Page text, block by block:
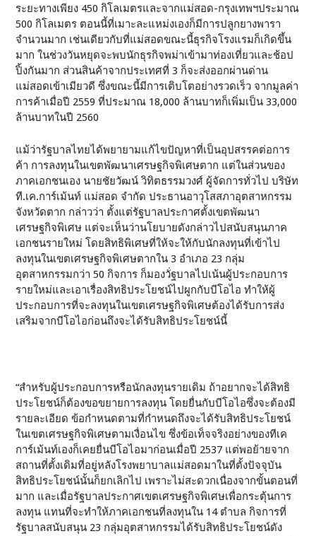
ระยะทางเพียง 450 กิโลเมตรและจากแม่สอด-กรุงเทพฯประมาณ
500 กิโลเมตร ตอนนี้ที่เมาะละแหม่งเองก็มีการปลูกยางพารา
จำนวนมาก เช่นเดียวกับที่แม่สอดขณะนี้ธุรกิจโรงแรมก็เกิดขึ้น
มาก ในช่วงวันหยุดจะพบนักธุรกิจพม่าเข้ามาท่องเที่ยวและช้อป
ปิ้งกันมาก ส่วนสินค้าจากประเทศที่ 3 ก็จะส่งออกผ่านด่าน
แม่สอดเข้าเมียวดี ซึ่งขณะนี้มีการเติบโตอย่างรวดเร็ว จากมูลค่า
การค้าเมื่อปี 2559 ที่ประมาณ 18,000 ล้านบาทก็เพิ่มเป็น 33,000
ล้านบาทในปี 2560
แม้ว่ารัฐบาลไทยได้พยายามแก้ไขปัญหาที่เป็นอุปสรรคต่อการ
ค้า การลงทุนในเขตพัฒนาเศรษฐกิจพิเศษตาก แต่ในส่วนของ
ภาคเอกชนเอง นายชัยวัฒน์ วิทิตธรรมวงศ์ ผู้จัดการทั่วไป บริษัท
ที.เค.การ์เม้นท์ แม่สอด จำกัด ประธานอาวุโสสภาอุตสาหกรรม
จังหวัดตาก กล่าวว่า ตั้งแต่รัฐบาลประกาศตั้งเขตพัฒนา
เศรษฐกิจพิเศษ แต่จะเห็นว่านโยบายดังกล่าวไปสนับสนุนภาค
เอกชนรายใหม่ โดยสิทธิพิเศษที่ให้จะให้กับนักลงทุนที่เข้าไป
ลงทุนในเขตเศรษฐกิจพิเศษตากใน 3 อำเภอ 23 กลุ่ม
อุตสาหกรรมกว่า 50 กิจการ ก็มองวั่ฐบาลไปเน้นผู้ประกอบการ
รายใหม่และเอาเรื่องสิทธิประโยชน์ไปผูกกับบีโอไอ ทำให้ผู้
ประกอบการที่จะลงทุนในเขตเศรษฐกิจพิเศษต้องได้รับการส่ง
เสริมจากบีโอไอก่อนถึงจะได้รับสิทธิประโยชน์นี้
“สำหรับผู้ประกอบการหรือนักลงทุนรายเดิม ถ้าอยากจะได้สิทธิ
ประโยชน์ก็ต้องขอขยายการลงทุน โดยยื่นกับบีโอไอซึ่งจะต้องมี
รายละเอียด ข้อกำหนดตามที่กำหนดถึงจะได้รับสิทธิประโยชน์
ในเขตเศรษฐกิจพิเศษตามเงื่อนไข ซึ่งข้อเท็จจริงอย่างของทีเค
การ์เม้นท์เองก็เคยยื่นบีโอไอมาก่อนเมื่อปี 2537 แต่พอย้ายจาก
สถานที่ตั้งเดิมที่อยู่หลังโรงพยาบาลแม่สอดมาในที่ตั้งปัจจุบัน
สิทธิประโยชน์นั้นก็ยกเลิกไป เพราะไม่สะดวกเนื่องจากขั้นตอนที่
มาก และเมื่อรัฐบาลประกาศเขตเศรษฐกิจพิเศษเพื่อกระตุ้นการ
ลงทุน แทนที่จะทำให้ภาคเอกชนที่ลงทุนใน 14 ตำบล กิจการที่
รัฐบาลสนับสนุน 23 กลุ่มอุตสาหกรรมได้รับสิทธิประโยชน์ดัง